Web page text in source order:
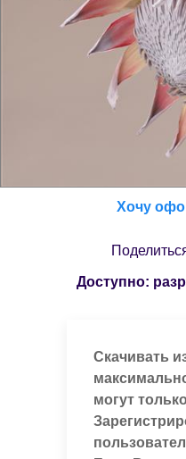
Хочу
Доступно:
Скачивать
могут только